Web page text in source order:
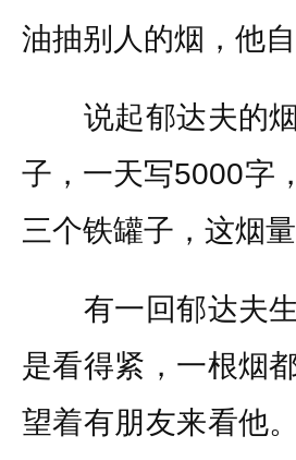
油抽别人的烟，他
说起郁达夫的烟
子，一天写5000字
三个铁罐子，这烟
有一回郁达夫生
是看得紧，一根烟
望着有朋友来看他